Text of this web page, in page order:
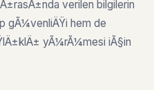
verilen bilgilerin
gÃ¼venliÄŸi hem de
yÃ¼rÃ¼mesi iÃ§in